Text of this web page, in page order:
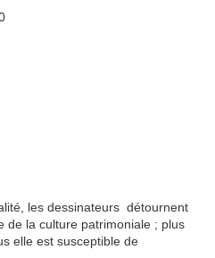
les dessinateurs détournent
de la culture patrimoniale ; plus
elle est susceptible de